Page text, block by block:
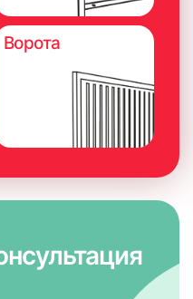
Ворота